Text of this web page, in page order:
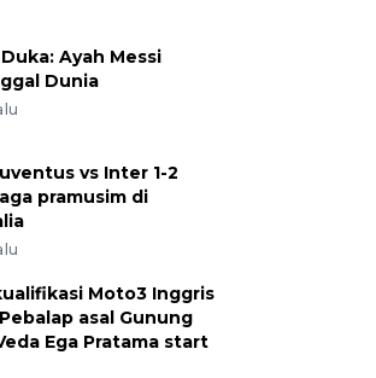
Ayah Messi
Dunia
vs Inter 1-2
pramusim di
Moto3 Inggris
asal Gunung
Ega Pratama start